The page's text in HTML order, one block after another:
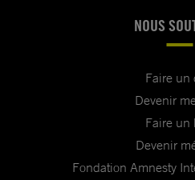
NOUS
Faire un
Devenir
Faire un
Devenir
Fondation Amnesty